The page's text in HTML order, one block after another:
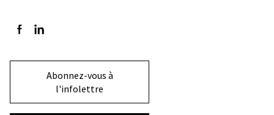
Suivez-nous sur Facebook
Suivez-nous sur LinkedIn
Abonnez-vous à
l'infolettre